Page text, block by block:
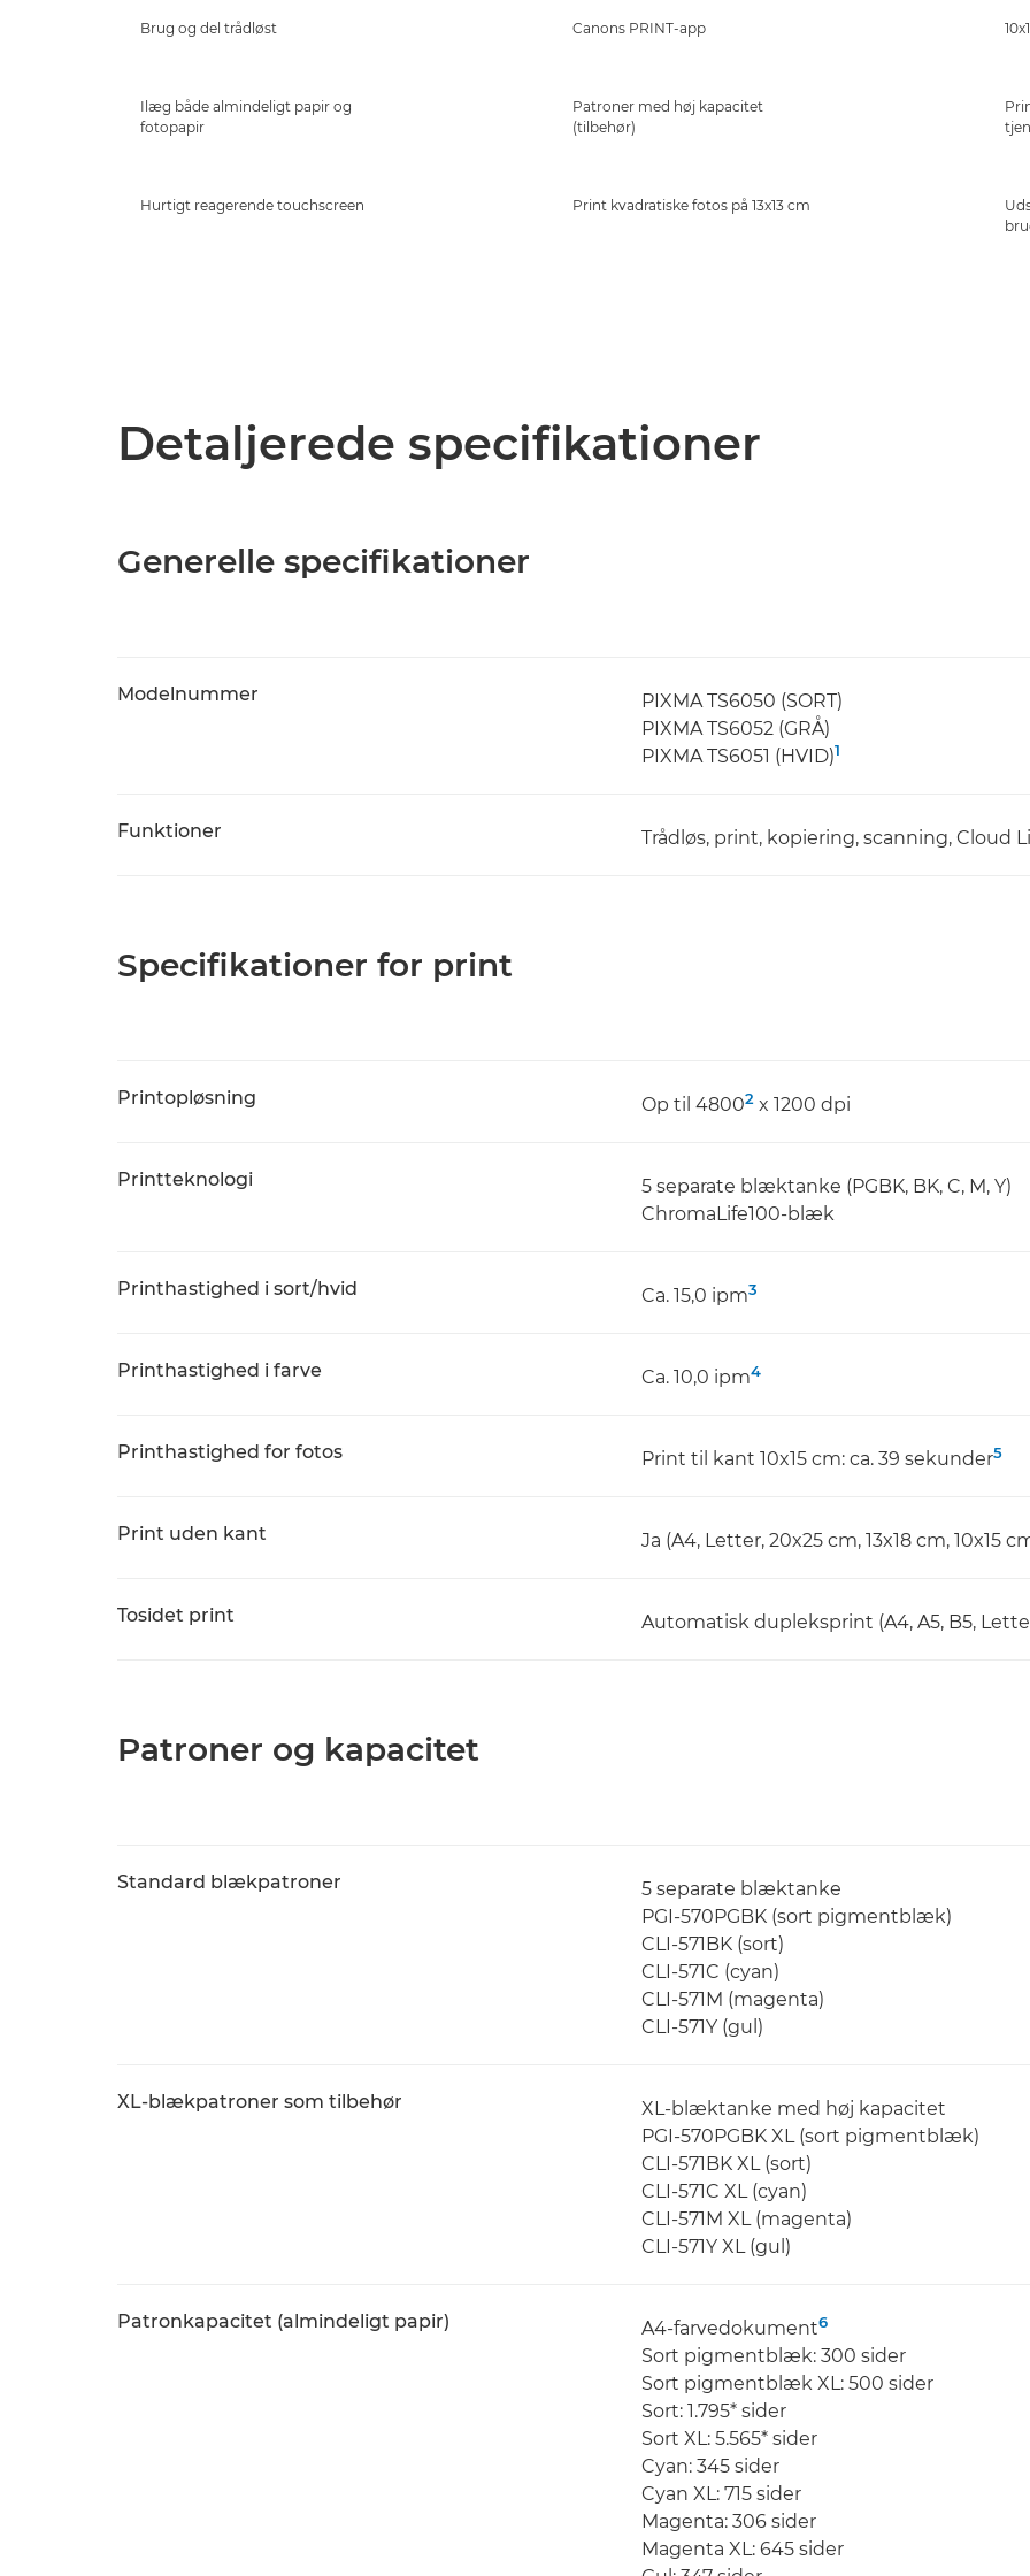
Brug og del trådløst Canons PRINT-app
Ilæg både almindeligt papir og
fotopapir
Patroner med høj kapacitet
(tilbehør)
Hurtigt reagerende touchscreen Print kvadratiske fotos på 13x13 cm
Detaljerede specifikationer
Generelle specifikationer
Modelnummer
PIXMA TS6050 (SORT)
PIXMA TS6052 (GRÅ)
PIXMA TS6051 (HVID)1
Funktioner Trådløs, print, kopiering, scanning, Cloud
Specifikationer for print
Printopløsning Op til 48002 x 1200 dpi
Printteknologi
5 separate blæktanke (PGBK, BK, C, M, Y)
ChromaLife100-blæk
Printhastighed i sort/hvid Ca. 15,0 ipm3
Printhastighed i farve Ca. 10,0 ipm4
Printhastighed for fotos Print til kant 10x15 cm: ca. 39 sekunder5
Print uden kant Ja (A4, Letter, 20x25 cm, 13x18 cm, 10x15
Tosidet print Automatisk dupleksprint (A4, A5, B5,
Patroner og kapacitet
Standard blækpatroner
5 separate blæktanke
PGI-570PGBK (sort pigmentblæk)
CLI-571BK (sort)
CLI-571C (cyan)
CLI-571M (magenta)
CLI-571Y (gul)
XL-blækpatroner som tilbehør
XL-blæktanke med høj kapacitet
PGI-570PGBK XL (sort pigmentblæk)
CLI-571BK XL (sort)
CLI-571C XL (cyan)
CLI-571M XL (magenta)
CLI-571Y XL (gul)
Patronkapacitet (almindeligt papir) A4-farvedokument6
Sort pigmentblæk: 300 sider
Sort pigmentblæk XL: 500 sider
Sort: 1.795* sider
Sort XL: 5.565* sider
Cyan: 345 sider
Cyan XL: 715 sider
Magenta: 306 sider
Magenta XL: 645 sider